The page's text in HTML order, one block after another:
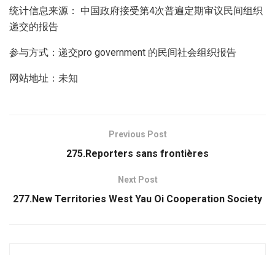
统计信息来源： 中国政府接受第4次普遍定期审议民间组织
递交的报告
参与方式：递交pro government 的民间社会组织报告
网站地址：未知
Previous Post
275.Reporters sans frontières
Next Post
277.New Territories West Yau Oi Cooperation Society